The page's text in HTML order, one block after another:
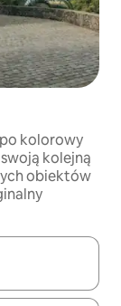
kolorowy
kolejną
obiektów
się po nich za